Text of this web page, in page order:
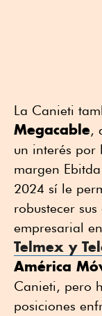
La Canieti
Megacable,
un interés por
margen
2024 sí le
robustecer
empresarial
Telmex y
América
Canieti, pero
posiciones